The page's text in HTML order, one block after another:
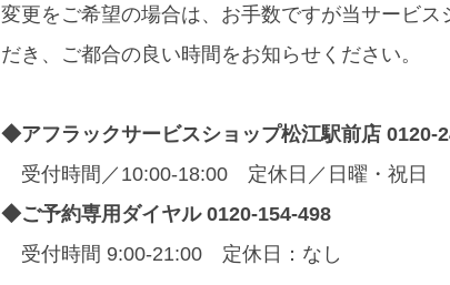
変更をご希望の場合は、お手数ですが当サービ
だき、ご都合の良い時間をお知らせください。
◆アフラックサービスショップ松江駅前店 0120-
受付時間／10:00-18:00 定休日／日曜・祝日
◆ご予約専用ダイヤル 0120-154-498
受付時間 9:00-21:00 定休日：なし